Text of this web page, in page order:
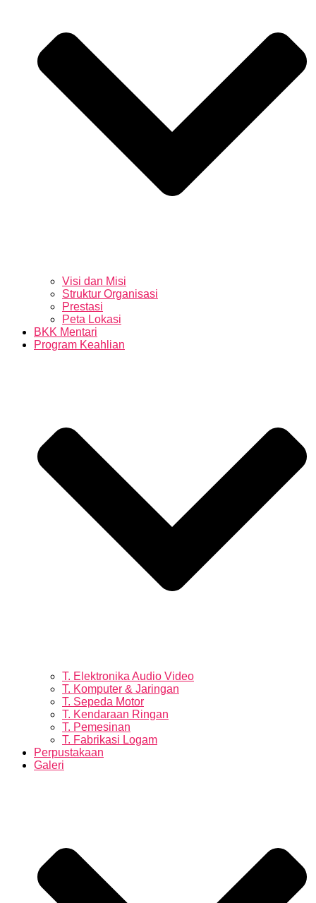
Visi dan Misi
Struktur Organisasi
Prestasi
Peta Lokasi
BKK Mentari
Program Keahlian
T. Elektronika Audio Video
T. Komputer & Jaringan
T. Sepeda Motor
T. Kendaraan Ringan
T. Pemesinan
T. Fabrikasi Logam
Perpustakaan
Galeri